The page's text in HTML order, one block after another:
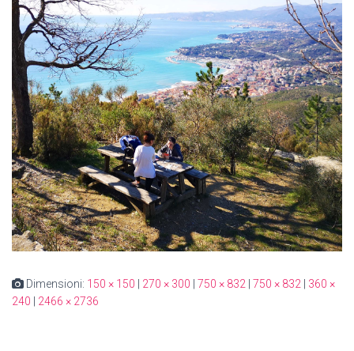
Dimensioni: 150 × 150 270 × 300 750 × 832 750 × 832
360 ×
240
2466 × 2736